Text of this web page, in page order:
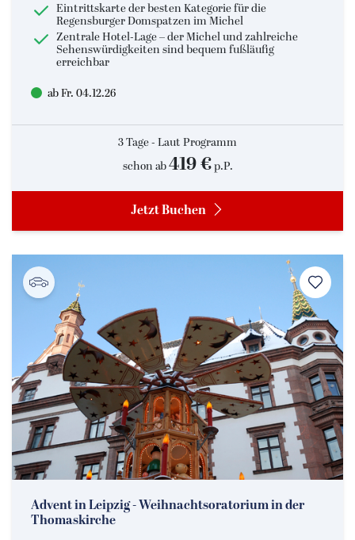
Eintrittskarte der besten Kategorie für die
Regensburger Domspatzen im Michel
Zentrale Hotel-Lage – der Michel und zahlreiche
Sehenswürdigkeiten sind bequem fußläufig
erreichbar
ab Fr. 04.12.26
3 Tage - Laut Programm
schon ab 419 €p.P.
Jetzt Buchen
Advent in Leipzig - Weihnachtsoratorium in der
Thomaskirche